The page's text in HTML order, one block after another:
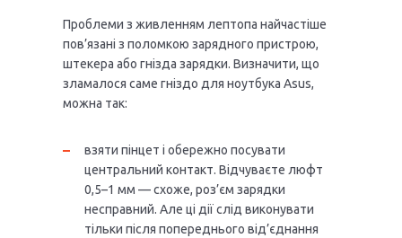
Проблеми з живленням лептопа найчастіше
пов’язані з поломкою зарядного пристрою,
штекера або гнізда зарядки. Визначити, що
зламалося саме гніздо для ноутбука Asus,
можна так:
взяти пінцет і обережно посувати
центральний контакт. Відчуваєте люфт
0,5–1 мм — схоже, роз’єм зарядки
несправний. Але ці дії слід виконувати
тільки після попереднього від’єднання